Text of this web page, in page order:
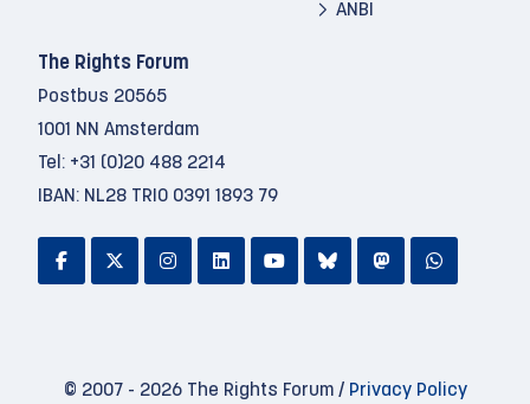
ANBI
The Rights Forum
Postbus 20565
1001 NN Amsterdam
Tel: +31 (0)20 488 2214
IBAN: NL28 TRIO 0391 1893 79
© 2007 - 2026 The Rights Forum / Privacy Policy